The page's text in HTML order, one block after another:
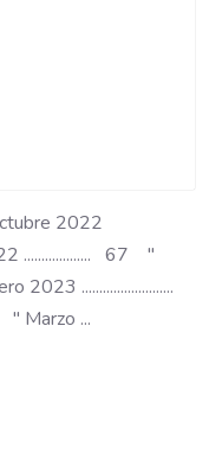
2022
................... 67 "
2023 ..........................
Marzo ...